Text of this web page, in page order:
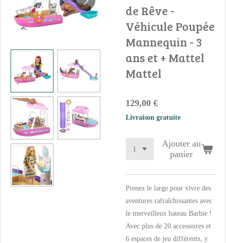
de Rêve -
Véhicule Poupée
Mannequin - 3
ans et + Mattel
Mattel
129,00 €
Livraison gratuite
Ajouter au
panier
Prenez le large pour vivre des
aventures rafraîchissantes avec
le merveilleux bateau Barbie !
Avec plus de 20 accessoires et
6 espaces de jeu différents, y